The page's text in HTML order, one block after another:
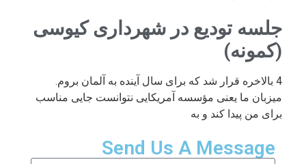
جلسه تودیع در شهرداری کیوسی
(کمونه)
4 بالاخره قرار شد که برای سال آینده به آلمان بروم.
میزبان ما یعنی مؤسسه آمریکایی نتوانست جایی مناسب
برای من پیدا کند و به
Send Us A Message